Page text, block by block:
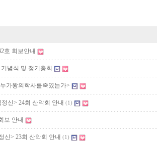
호 회보안내
념식 및 정기총회
가왕의학사를죽였는가>
정신> 24회 산악회 안내 (1)
보 안내
신> 23회 산악회 안내 (1)